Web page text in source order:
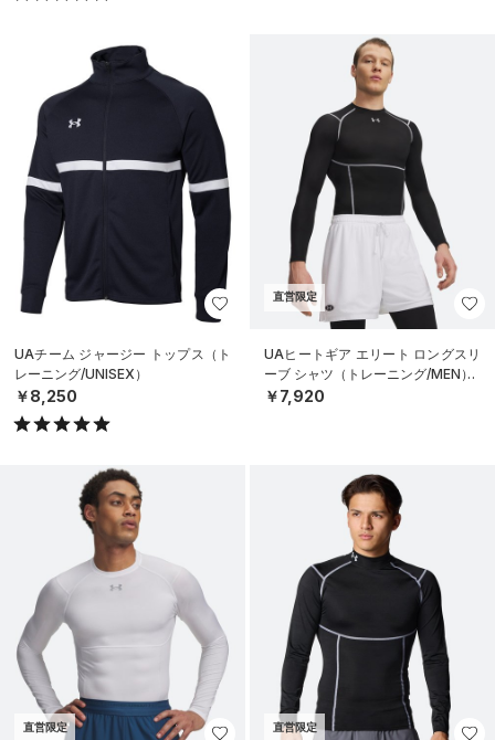
UAチーム ジャージー トップス（ト
レーニング/UNISEX）
￥8,250
直営限定
UAヒートギア エリート ロングスリ
ーブ シャツ（トレーニング/MEN）
￥7,920
直営限定 直営限定